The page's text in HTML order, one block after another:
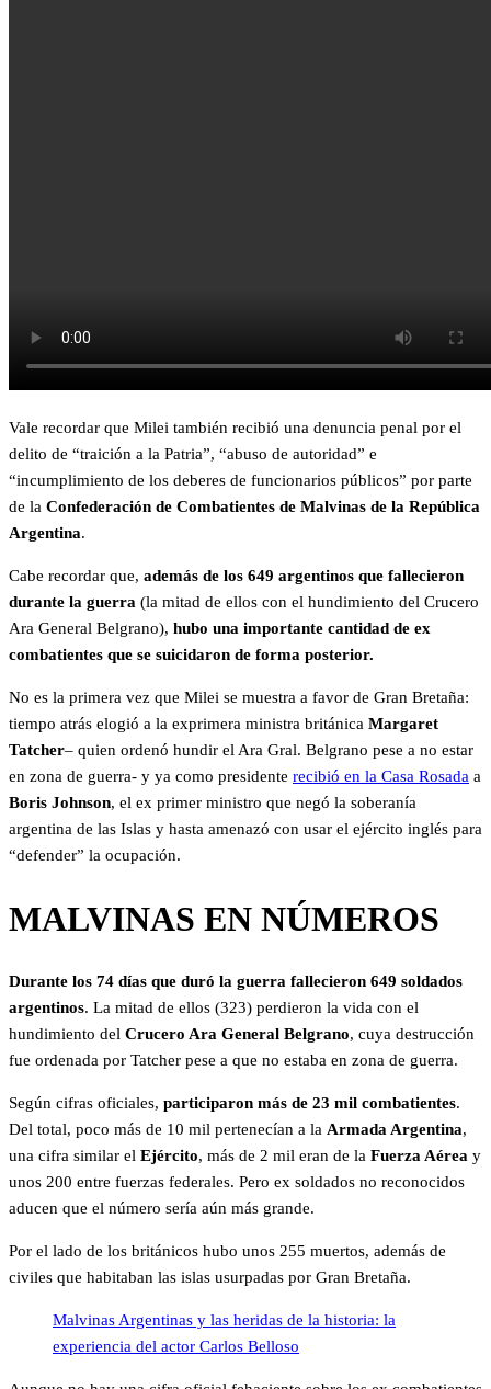
Vale recordar que Milei también recibió una denuncia penal por el
delito de “traición a la Patria”, “abuso de autoridad” e
“incumplimiento de los deberes de funcionarios públicos” por parte
de la Confederación de Combatientes de Malvinas de la República
Argentina.
Cabe recordar que, además de los 649 argentinos que fallecieron
durante la guerra (la mitad de ellos con el hundimiento del Crucero
Ara General Belgrano), hubo una importante cantidad de ex
combatientes que se suicidaron de forma posterior.
No es la primera vez que Milei se muestra a favor de Gran Bretaña:
tiempo atrás elogió a la exprimera ministra británica Margaret
Tatcher– quien ordenó hundir el Ara Gral. Belgrano pese a no estar
en zona de guerra- y ya como presidente recibió en la Casa Rosada a
Boris Johnson, el ex primer ministro que negó la soberanía
argentina de las Islas y hasta amenazó con usar el ejército inglés para
“defender” la ocupación.
MALVINAS EN NÚMEROS
Durante los 74 días que duró la guerra fallecieron 649 soldados
argentinos. La mitad de ellos (323) perdieron la vida con el
hundimiento del Crucero Ara General Belgrano, cuya destrucción
fue ordenada por Tatcher pese a que no estaba en zona de guerra.
Según cifras oficiales, participaron más de 23 mil combatientes.
Del total, poco más de 10 mil pertenecían a la Armada Argentina,
una cifra similar el Ejército, más de 2 mil eran de la Fuerza Aérea y
unos 200 entre fuerzas federales. Pero ex soldados no reconocidos
aducen que el número sería aún más grande.
Por el lado de los británicos hubo unos 255 muertos, además de
civiles que habitaban las islas usurpadas por Gran Bretaña.
Malvinas Argentinas y las heridas de la historia: la
experiencia del actor Carlos Belloso